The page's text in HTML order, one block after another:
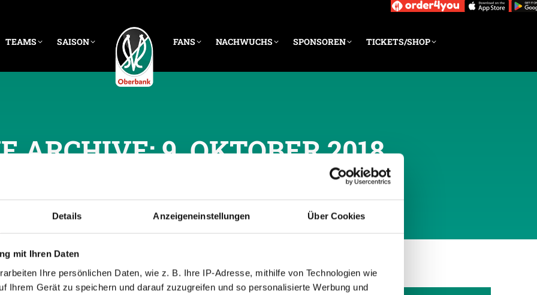
Details Anzeigeneinstellungen Über Cookies
mit Ihren Daten
Ihre persönlichen Daten, wie z. B. Ihre IP-Adresse, mithilfe von Technologien wie
Ihrem Gerät zu speichern und darauf zuzugreifen und so personalisierte Werbung und
TEAMS SAISON FANS NACHWUCHS SPONSOREN TICKETS/SHOP
ARCHIVE:9. OKTOBER 2018